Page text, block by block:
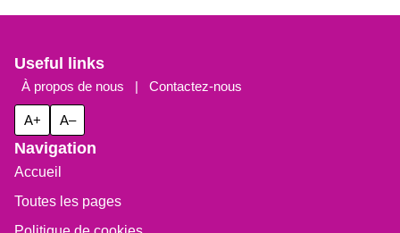
Useful links
À propos de nous | Contactez-nous
A+ A–
Navigation
Accueil
Toutes les pages